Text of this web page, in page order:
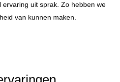
ervaring uit sprak. Zo hebben we
van kunnen maken.